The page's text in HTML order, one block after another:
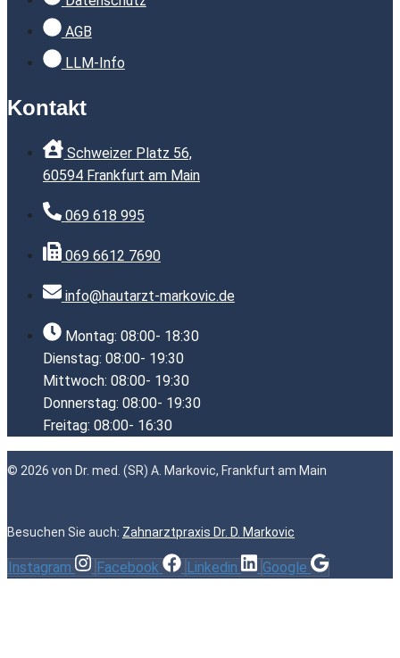
AGB
LLM-Info
Kontakt
Schweizer Platz 56,
60594 Frankfurt am Main
069 618 995
069 6612 7690
info@hautarzt-markovic.de
Montag: 08:00- 18:30
Dienstag: 08:00- 19:30
Mittwoch: 08:00- 19:30
Donnerstag: 08:00- 19:30
Freitag: 08:00- 16:30
© 2026 von Dr. med. (SR) A. Markovic, Frankfurt am Main
Besuchen Sie auch: Zahnarztpraxis Dr. D. Markovic
Instagram Facebook Linkedin Google